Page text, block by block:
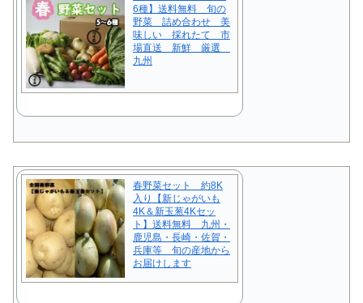
6種】送料無料 旬の
野菜 詰め合わせ 美
味しい 採れたて 市
場直送 新鮮 厳選
九州
春野菜セット 約8K
入り【新じゃがいも
4K＆新玉葱4Kセッ
ト】送料無料 九州・
鹿児島・長崎・佐賀・
兵庫等 旬の産地から
お届けします